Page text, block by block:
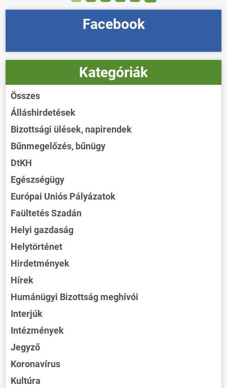
Facebook
Kategóriák
Összes
Álláshirdetések
Bizottsági ülések, napirendek
Bűnmegelőzés, bűnügy
DtKH
Egészségügy
Európai Uniós Pályázatok
Faültetés Szadán
Helyi gazdaság
Helytörténet
Hirdetmények
Hírek
Humánügyi Bizottság meghívói
Interjúk
Intézmények
Jegyző
Koronavírus
Kultúra